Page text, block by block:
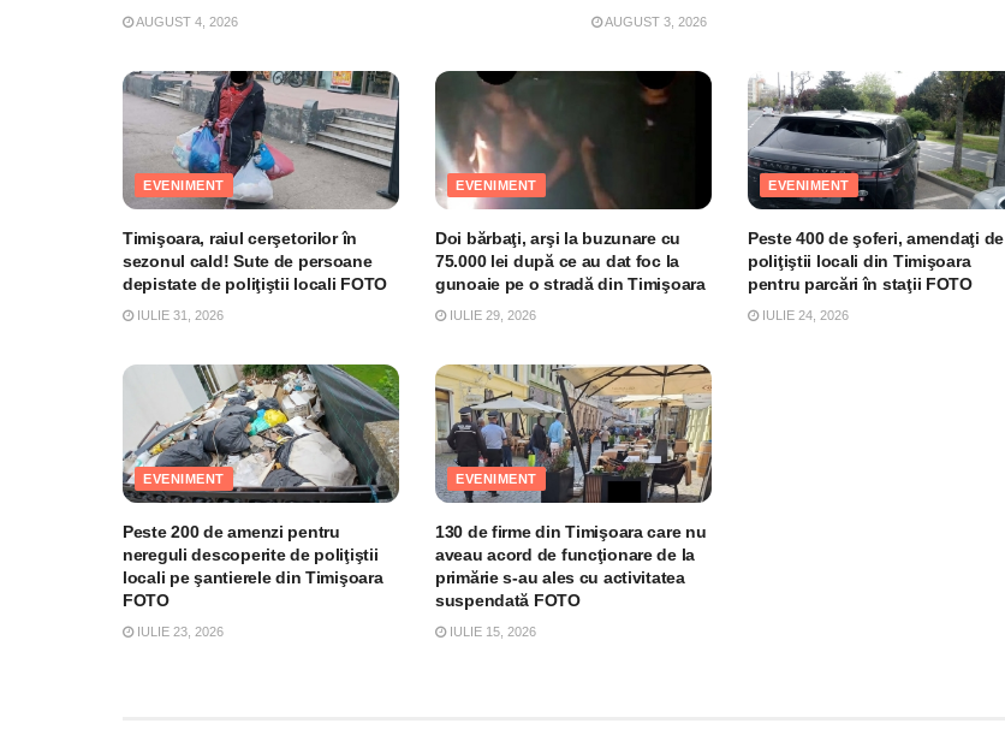
AUGUST 4, 2026 AUGUST 3, 2026
EVENIMENT
Timişoara, raiul cerşetorilor în
sezonul cald! Sute de persoane
depistate de poliţiştii locali FOTO
IULIE 31, 2026
EVENIMENT
Doi bărbaţi, arşi la buzunare cu
75.000 lei după ce au dat foc la
gunoaie pe o stradă din Timişoara
IULIE 29, 2026
EVENIMENT
Peste 400 de şoferi, amendaţi de
poliţiştii locali din Timişoara
pentru parcări în staţii FOTO
IULIE 24, 2026
EVENIMENT
Peste 200 de amenzi pentru
nereguli descoperite de poliţiştii
locali pe şantierele din Timişoara
FOTO
IULIE 23, 2026
EVENIMENT
130 de firme din Timişoara care nu
aveau acord de funcţionare de la
primărie s-au ales cu activitatea
suspendată FOTO
IULIE 15, 2026